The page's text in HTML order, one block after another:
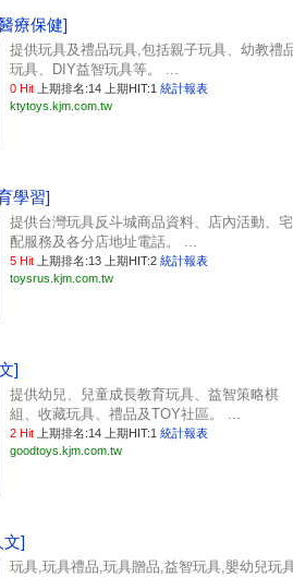
療保健]
提供玩具及禮品玩具,包括親子玩具、幼教禮
玩具、DIY益智玩具等。 ...
0 Hit 上期排名:14 上期HIT:1 統計報表
ktytoys.kjm.com.tw
學習]
提供台灣玩具反斗城商品資料、店內活動、宅
配服務及各分店地址電話。 ...
5 Hit 上期排名:13 上期HIT:2 統計報表
toysrus.kjm.com.tw
]
提供幼兒、兒童成長教育玩具、益智策略棋
組、收藏玩具、禮品及TOY社區。 ...
2 Hit 上期排名:14 上期HIT:1 統計報表
goodtoys.kjm.com.tw
文]
玩具,玩具禮品,玩具贈品,益智玩具,嬰幼兒玩